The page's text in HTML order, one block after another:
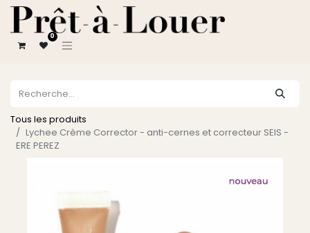
0
Tous les produits
Lychee Crème Corrector - anti-cernes et correcteur SEIS -
ERE PEREZ